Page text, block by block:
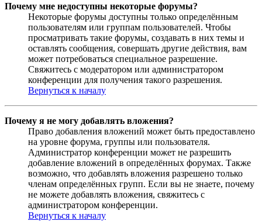
Почему мне недоступны некоторые форумы?
Некоторые форумы доступны только определённым
пользователям или группам пользователей. Чтобы
просматривать такие форумы, создавать в них темы и
оставлять сообщения, совершать другие действия, вам
может потребоваться специальное разрешение.
Свяжитесь с модератором или администратором
конференции для получения такого разрешения.
Вернуться к началу
Почему я не могу добавлять вложения?
Право добавления вложений может быть предоставлено
на уровне форума, группы или пользователя.
Администратор конференции может не разрешить
добавление вложений в определённых форумах. Также
возможно, что добавлять вложения разрешено только
членам определённых групп. Если вы не знаете, почему
не можете добавлять вложения, свяжитесь с
администратором конференции.
Вернуться к началу